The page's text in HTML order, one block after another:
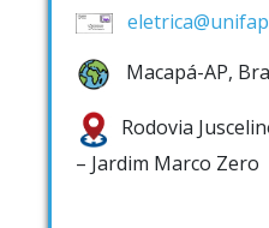
Macapá-AP,
Rodovia
– Jardim Marco Zero